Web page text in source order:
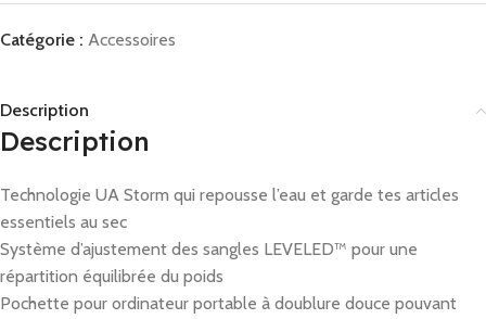
Catégorie : Accessoires
Description
Description
Technologie UA Storm qui repousse l’eau et garde tes articles
essentiels au sec
Système d’ajustement des sangles LEVELED™ pour une
répartition équilibrée du poids
Pochette pour ordinateur portable à doublure douce pouvant